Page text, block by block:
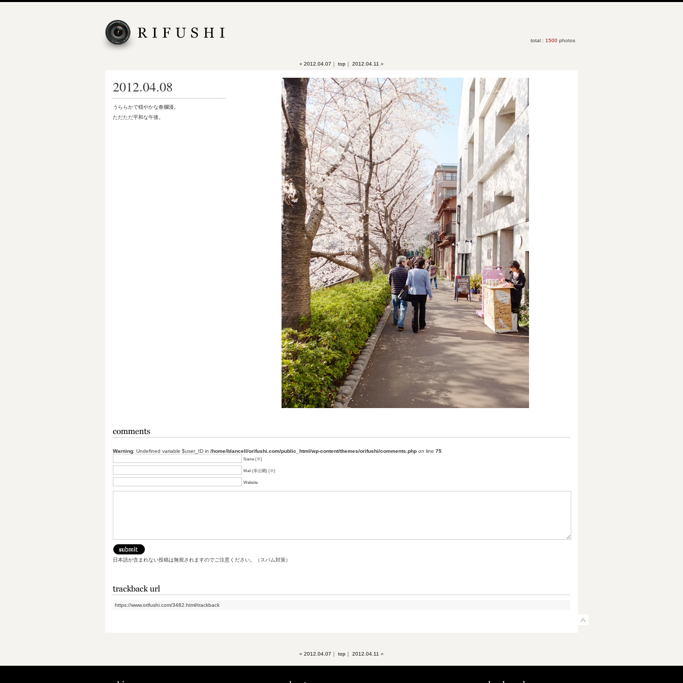
total : 1500 photos
« 2012.04.07 ｜ top ｜ 2012.04.11 »
2012.04.08
うららかで穏やかな春爛漫。
ただただ平和な午後。
Warning: Undefined variable $user_ID in /home/blancell/orifushi.com/public_html/wp-content/themes/orifushi/comments.php on line 75
Name (※)
Mail (非公開) (※)
Website
日本語が含まれない投稿は無視されますのでご注意ください。（スパム対策）
https://www.orifushi.com/3482.html/trackback
« 2012.04.07 ｜ top ｜ 2012.04.11 »